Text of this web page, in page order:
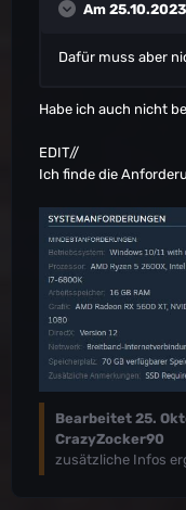
Am
Dafür muss aber
Habe ich auch nicht
EDIT//
Ich finde die
Bearbeitet 25.
CrazyZocker90
zusätzliche Infos